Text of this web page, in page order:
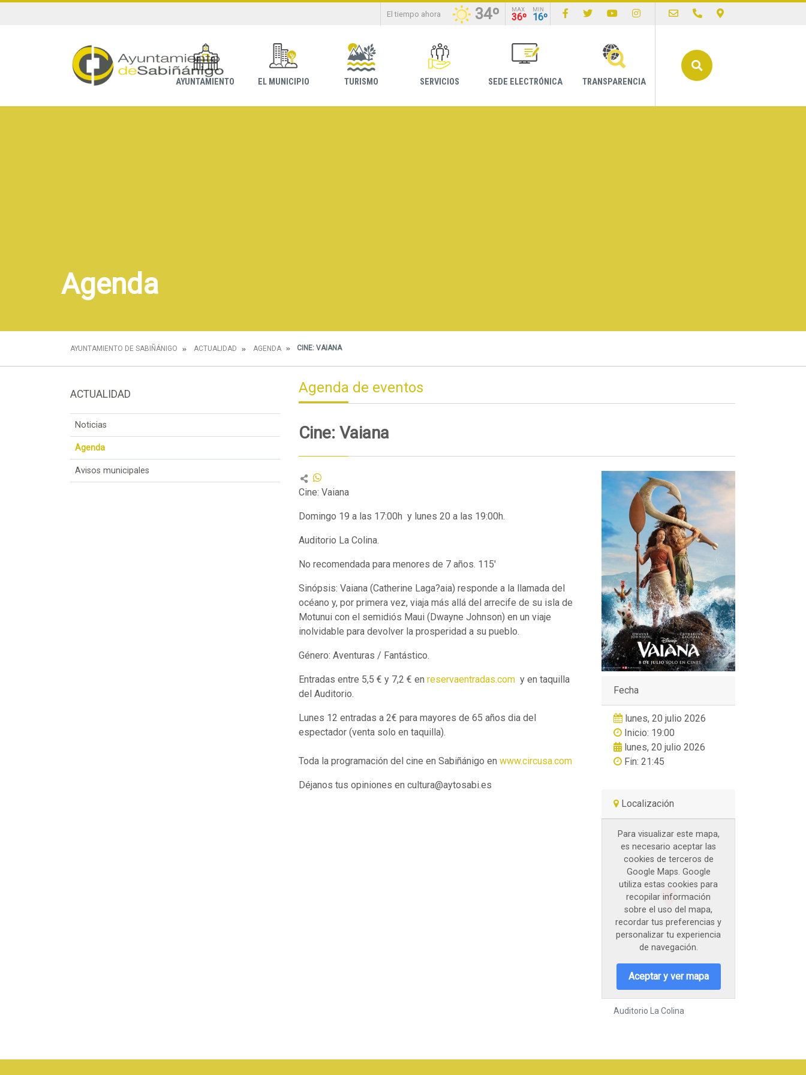
El tiempo ahora 34º MAX
36º
MIN
16º
AYUNTAMIENTO EL MUNICIPIO TURISMO SERVICIOS SEDE ELECTRÓNICA TRANSPARENCIA
Agenda
AYUNTAMIENTO DE SABIÑÁNIGO ACTUALIDAD AGENDA CINE: VAIANA
ACTUALIDAD
Noticias
Agenda
Avisos municipales
Agenda de eventos
Cine: Vaiana
Cine: Vaiana
Domingo 19 a las 17:00h y lunes 20 a las 19:00h.
Auditorio La Colina.
No recomendada para menores de 7 años. 115'
Sinópsis: Vaiana (Catherine Laga?aia) responde a la llamada del
océano y, por primera vez, viaja más allá del arrecife de su isla de
Motunui con el semidiós Maui (Dwayne Johnson) en un viaje
inolvidable para devolver la prosperidad a su pueblo.
Género: Aventuras / Fantástico.
Entradas entre 5,5 € y 7,2 € en reservaentradas.com y en taquilla
del Auditorio.
Lunes 12 entradas a 2€ para mayores de 65 años dia del
espectador (venta solo en taquilla).
Toda la programación del cine en Sabiñánigo en www.circusa.com
Déjanos tus opiniones en cultura@aytosabi.es
Fecha
lunes, 20 julio 2026
Inicio: 19:00
lunes, 20 julio 2026
Fin: 21:45
Localización
Para visualizar este mapa,
es necesario aceptar las
cookies de terceros de
Google Maps. Google
utiliza estas cookies para
recopilar información
sobre el uso del mapa,
recordar tus preferencias y
personalizar tu experiencia
de navegación.
Aceptar y ver mapa
Auditorio La Colina